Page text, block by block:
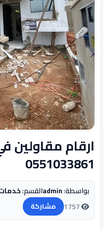
ارقام مقاولين
0551033861
بواسطة:adminالقسم:
مشاركة